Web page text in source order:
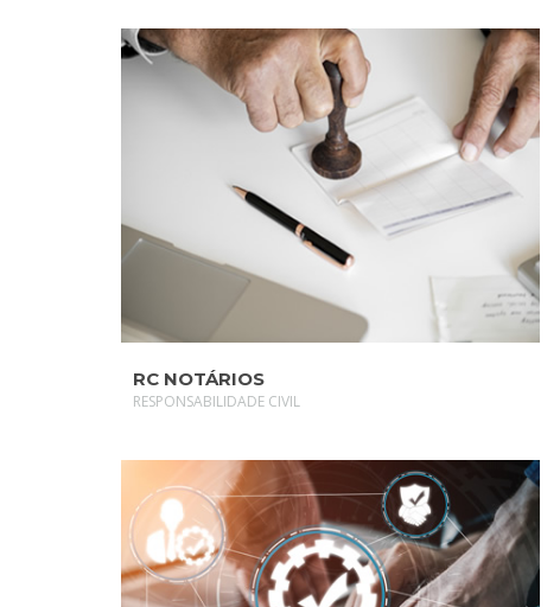
SAIBA MAIS
RC NOTÁRIOS
RESPONSABILIDADE CIVIL